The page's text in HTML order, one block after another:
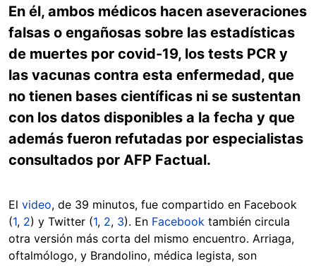
En él, ambos médicos hacen aseveraciones
falsas o engañosas sobre las estadísticas
de muertes por covid-19, los tests PCR y
las vacunas contra esta enfermedad, que
no tienen bases científicas ni se sustentan
con los datos disponibles a la fecha y que
además fueron refutadas por especialistas
consultados por AFP Factual.
El video, de 39 minutos, fue compartido en Facebook
(1, 2) y Twitter (1, 2, 3). En Facebook también circula
otra versión más corta del mismo encuentro. Arriaga,
oftalmólogo, y Brandolino, médica legista, son